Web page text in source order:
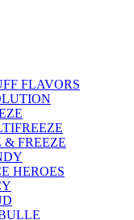
FLAVORS
FREEZE
HEROES